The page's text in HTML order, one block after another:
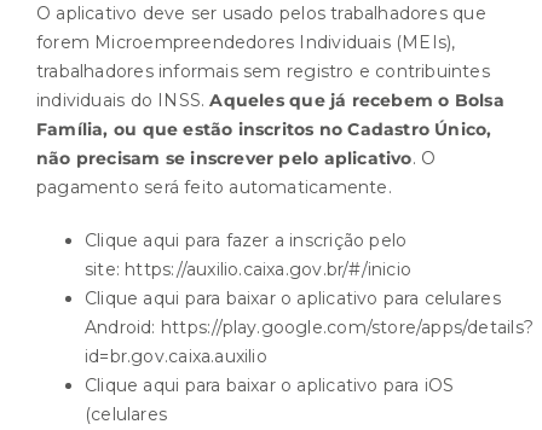
O aplicativo deve ser usado pelos trabalhadores que
forem Microempreendedores Individuais (MEIs),
trabalhadores informais sem registro e contribuintes
individuais do INSS.Aqueles que já recebem o Bolsa
Família, ou que estão inscritos no Cadastro Único,
não precisam se inscrever pelo aplicativo. O
pagamento será feito automaticamente.
Clique aqui para fazer a inscrição pelo
site: https://auxilio.caixa.gov.br/#/inicio
Clique aqui para baixar o aplicativo para celulares
Android: https://play.google.com/store/apps/details?
id=br.gov.caixa.auxilio
Clique aqui para baixar o aplicativo para iOS
(celulares